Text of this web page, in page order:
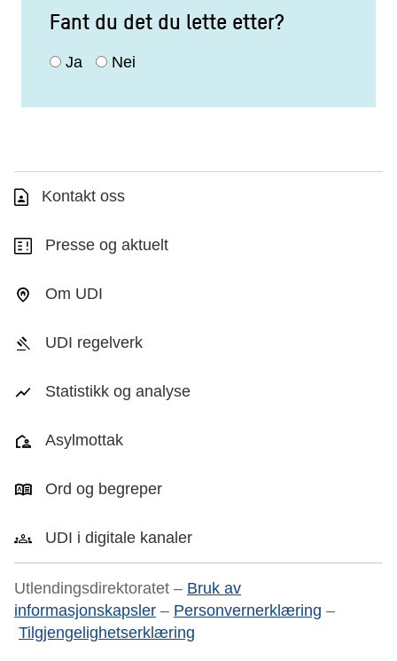
Fant du det du lette etter?
Ja Nei
Kontakt oss
Presse og aktuelt
Om UDI
UDI regelverk
Statistikk og analyse
Asylmottak
Ord og begreper
UDI i digitale kanaler
Utlendingsdirektoratet – Bruk av
informasjonskapsler – Personvernerklæring –
Tilgjengelighetserklæring